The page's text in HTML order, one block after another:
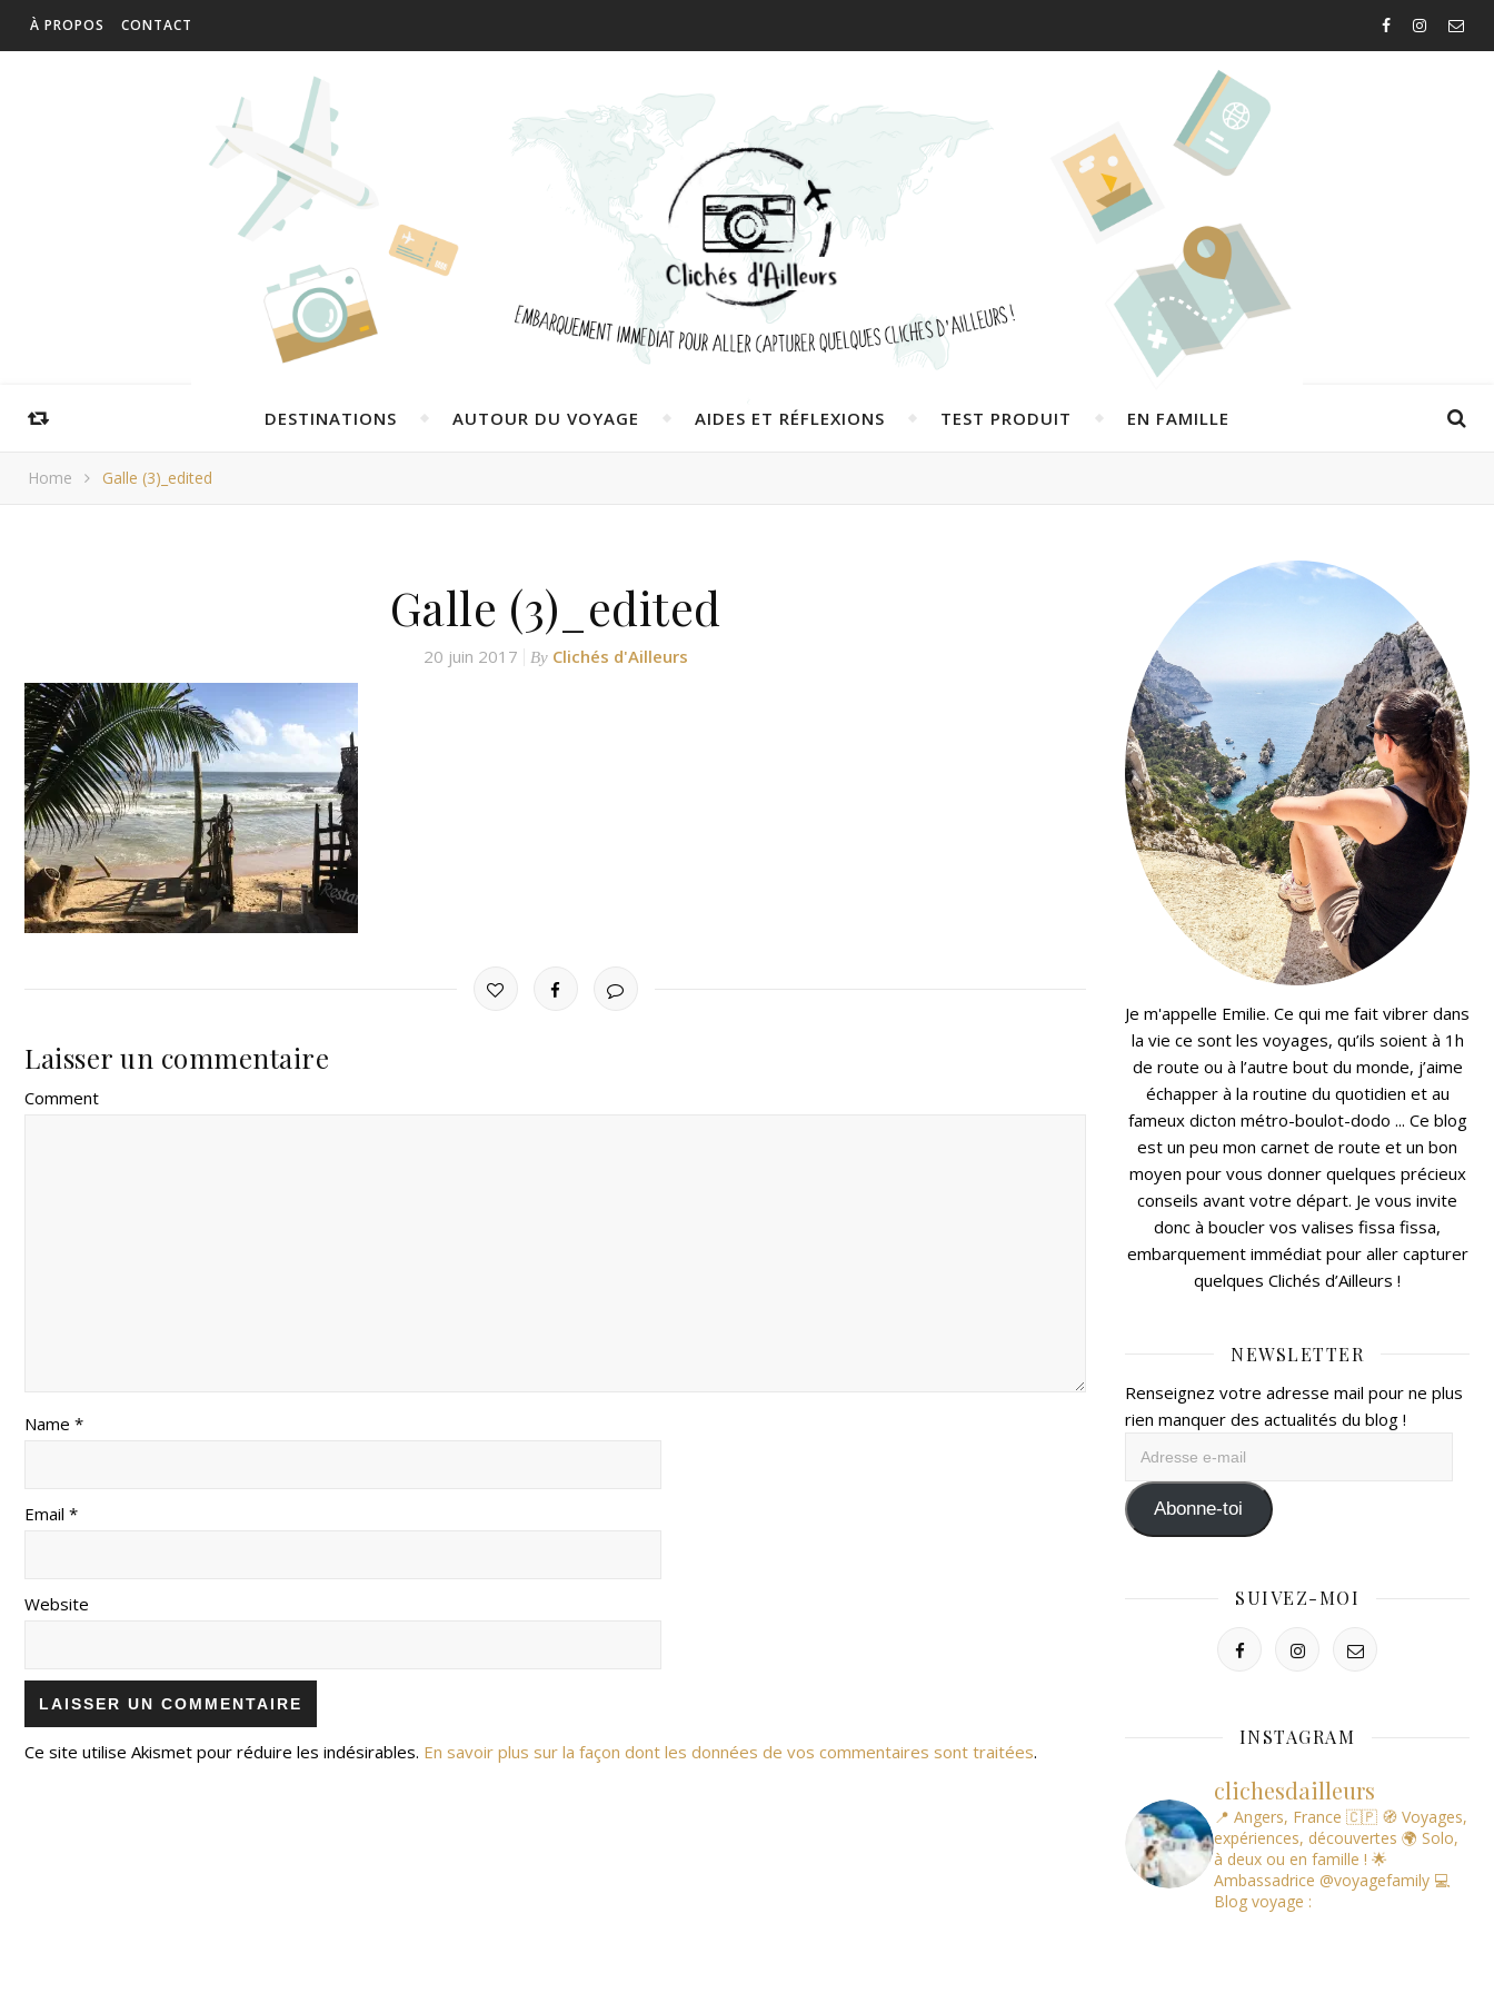
À PROPOS CONTACT
DESTINATIONS AUTOUR DU VOYAGE AIDES ET RÉFLEXIONS TEST PRODUIT EN FAMILLE
Home Galle (3)_edited
Galle (3)_edited
20 juin 2017 By Clichés d'Ailleurs
Laisser un commentaire
Comment
Name *
Email *
Website
Ce site utilise Akismet pour réduire les indésirables. En savoir plus sur la façon dont les données de vos commentaires sont traitées.
Je m'appelle Emilie. Ce qui me fait vibrer dans
la vie ce sont les voyages, qu’ils soient à 1h
de route ou à l’autre bout du monde, j’aime
échapper à la routine du quotidien et au
fameux dicton métro-boulot-dodo ... Ce blog
est un peu mon carnet de route et un bon
moyen pour vous donner quelques précieux
conseils avant votre départ. Je vous invite
donc à boucler vos valises fissa fissa,
embarquement immédiat pour aller capturer
quelques Clichés d’Ailleurs !
NEWSLETTER
Renseignez votre adresse mail pour ne plus
rien manquer des actualités du blog !
mail Abonne-toi
SUIVEZ-MOI
INSTAGRAM
clichesdailleurs
📍 Angers, France 🇨🇵 🧭 Voyages,
expériences, découvertes 🌍 Solo,
à deux ou en famille ! 🌟
Ambassadrice @voyagefamily 💻
Blog voyage :